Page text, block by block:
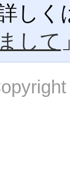
しく
して